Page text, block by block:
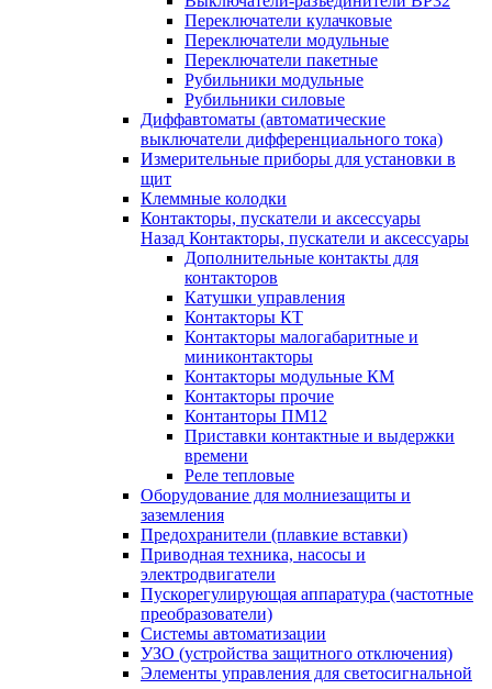
Переключатели кулачковые
Переключатели модульные
Переключатели пакетные
Рубильники модульные
Рубильники силовые
Диффавтоматы (автоматические
выключатели дифференциального тока)
Измерительные приборы для установки в
щит
Клеммные колодки
Контакторы, пускатели и аксессуары
Назад Контакторы, пускатели и аксессуары
Дополнительные контакты для
контакторов
Катушки управления
Контакторы КТ
Контакторы малогабаритные и
миниконтакторы
Контакторы модульные КМ
Контакторы прочие
Контанторы ПМ12
Приставки контактные и выдержки
времени
Реле тепловые
Оборудование для молниезащиты и
заземления
Предохранители (плавкие вставки)
Приводная техника, насосы и
электродвигатели
Пускорегулирующая аппаратура (частотные
преобразователи)
Системы автоматизации
УЗО (устройства защитного отключения)
Элементы управления для светосигнальной